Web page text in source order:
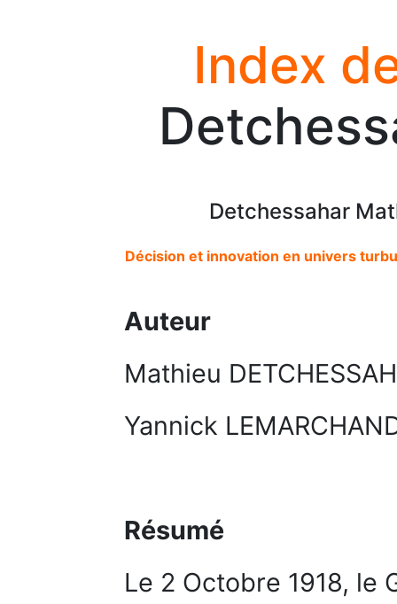
Index
Detchessahar
Décision et innovation en univers
Auteur
Mathieu
Yannick
Résumé
Le 2 Octobre 1918, le